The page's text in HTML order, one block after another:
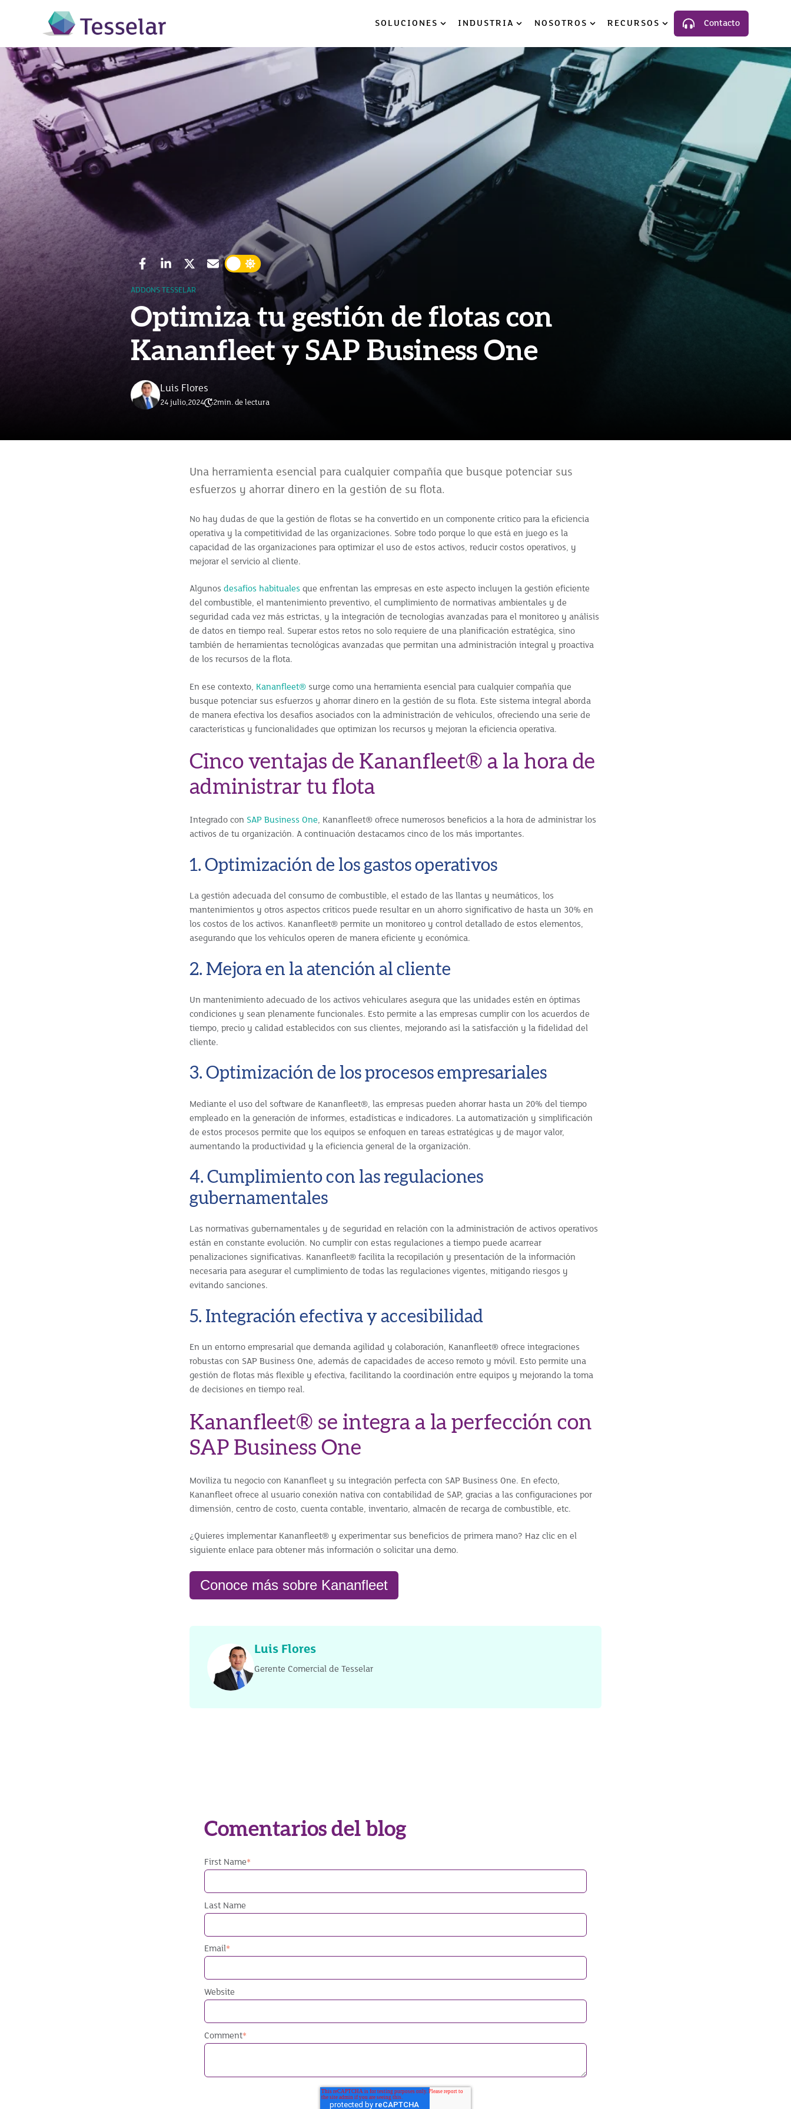
SOLUCIONES INDUSTRIA NOSOTROS
Show submenu for Nosotros
RECURSOS
Show submenu for Recursos
Contacto
ADDONS TESSELAR
Optimiza tu gestión de flotas con
Kananfleet y SAP Business One
Luis Flores
24 julio,2024 2min. de lectura
Una herramienta esencial para cualquier compañía que busque potenciar sus
esfuerzos y ahorrar dinero en la gestión de su flota.
No hay dudas de que la gestión de flotas se ha convertido en un componente crítico para la eficiencia
operativa y la competitividad de las organizaciones. Sobre todo porque lo que está en juego es la
capacidad de las organizaciones para optimizar el uso de estos activos, reducir costos operativos, y
mejorar el servicio al cliente.
Algunos desafíos habituales que enfrentan las empresas en este aspecto incluyen la gestión eficiente
del combustible, el mantenimiento preventivo, el cumplimiento de normativas ambientales y de
seguridad cada vez más estrictas, y la integración de tecnologías avanzadas para el monitoreo y análisis
de datos en tiempo real. Superar estos retos no solo requiere de una planificación estratégica, sino
también de herramientas tecnológicas avanzadas que permitan una administración integral y proactiva
de los recursos de la flota.
En ese contexto, Kananfleet® surge como una herramienta esencial para cualquier compañía que
busque potenciar sus esfuerzos y ahorrar dinero en la gestión de su flota. Este sistema integral aborda
de manera efectiva los desafíos asociados con la administración de vehículos, ofreciendo una serie de
características y funcionalidades que optimizan los recursos y mejoran la eficiencia operativa.
Cinco ventajas de Kananfleet® a la hora de
administrar tu flota
Integrado con SAP Business One, Kananfleet® ofrece numerosos beneficios a la hora de administrar los
activos de tu organización. A continuación destacamos cinco de los más importantes.
1. Optimización de los gastos operativos
La gestión adecuada del consumo de combustible, el estado de las llantas y neumáticos, los
mantenimientos y otros aspectos críticos puede resultar en un ahorro significativo de hasta un 30% en
los costos de los activos. Kananfleet® permite un monitoreo y control detallado de estos elementos,
asegurando que los vehículos operen de manera eficiente y económica.
2. Mejora en la atención al cliente
Un mantenimiento adecuado de los activos vehiculares asegura que las unidades estén en óptimas
condiciones y sean plenamente funcionales. Esto permite a las empresas cumplir con los acuerdos de
tiempo, precio y calidad establecidos con sus clientes, mejorando así la satisfacción y la fidelidad del
cliente.
3. Optimización de los procesos empresariales
Mediante el uso del software de Kananfleet®, las empresas pueden ahorrar hasta un 20% del tiempo
empleado en la generación de informes, estadísticas e indicadores. La automatización y simplificación
de estos procesos permite que los equipos se enfoquen en tareas estratégicas y de mayor valor,
aumentando la productividad y la eficiencia general de la organización.
4. Cumplimiento con las regulaciones
gubernamentales
Las normativas gubernamentales y de seguridad en relación con la administración de activos operativos
están en constante evolución. No cumplir con estas regulaciones a tiempo puede acarrear
penalizaciones significativas. Kananfleet® facilita la recopilación y presentación de la información
necesaria para asegurar el cumplimiento de todas las regulaciones vigentes, mitigando riesgos y
evitando sanciones.
5. Integración efectiva y accesibilidad
En un entorno empresarial que demanda agilidad y colaboración, Kananfleet® ofrece integraciones
robustas con SAP Business One, además de capacidades de acceso remoto y móvil. Esto permite una
gestión de flotas más flexible y efectiva, facilitando la coordinación entre equipos y mejorando la toma
de decisiones en tiempo real.
Kananfleet® se integra a la perfección con
SAP Business One
Moviliza tu negocio con Kananfleet y su integración perfecta con SAP Business One. En efecto,
Kananfleet ofrece al usuario conexión nativa con contabilidad de SAP, gracias a las configuraciones por
dimensión, centro de costo, cuenta contable, inventario, almacén de recarga de combustible, etc.
¿Quieres implementar Kananfleet® y experimentar sus beneficios de primera mano? Haz clic en el
siguiente enlace para obtener más información o solicitar una demo.
Conoce más sobre Kananfleet
Luis Flores
Gerente Comercial de Tesselar
Comentarios del blog
First Name*
Last Name
Email*
Website
Comment*